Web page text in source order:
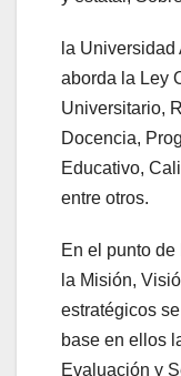
la
aborda la Ley
Universitario,
Docencia,
Educativo,
entre otros.
En el punto
la Misión,
estratégicos
base en ellos
Evaluación y